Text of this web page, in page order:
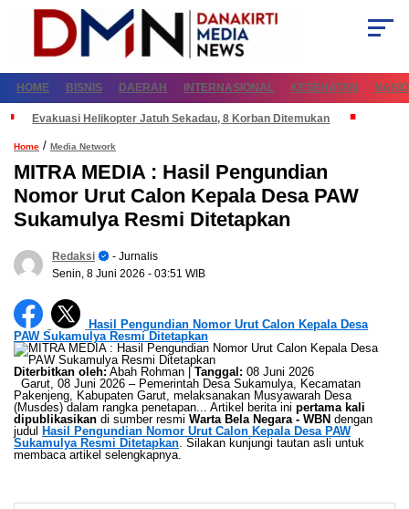
HOME BISNIS DAERAH INTERNASIONAL KESEHATAN
Evakuasi Helikopter Jatuh Sekadau, 8 Korban Ditemukan
Home / Media Network
MITRA MEDIA : Hasil Pengundian
Nomor Urut Calon Kepala Desa PAW
Sukamulya Resmi Ditetapkan
Redaksi
- Jurnalis
Senin, 8 Juni 2026 - 03:51 WIB
Hasil Pengundian Nomor Urut Calon Kepala Desa
PAW Sukamulya Resmi Ditetapkan
Diterbitkan oleh: Abah Rohman | Tanggal: 08 Juni 2026
Garut, 08 Juni 2026 – Pemerintah Desa Sukamulya, Kecamatan
Pakenjeng, Kabupaten Garut, melaksanakan Musyawarah Desa
(Musdes) dalam rangka penetapan... Artikel berita ini pertama kali
dipublikasikan di sumber resmi Warta Bela Negara - WBN dengan
judul Hasil Pengundian Nomor Urut Calon Kepala Desa PAW
Sukamulya Resmi Ditetapkan. Silakan kunjungi tautan asli untuk
membaca artikel selengkapnya.